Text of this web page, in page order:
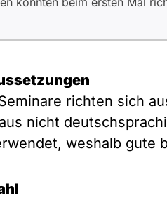
richten sich
nicht
weshalb gute